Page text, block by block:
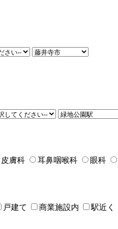
皮膚科 耳鼻咽喉科 眼科
戸建て 商業施設内 駅近く